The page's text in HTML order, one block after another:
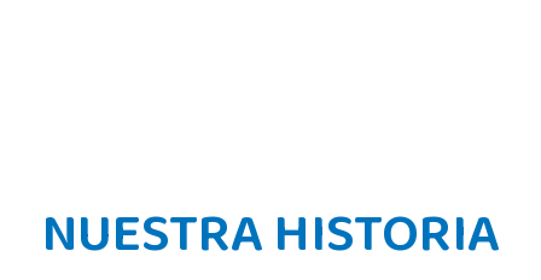
NUESTRA HISTORIA